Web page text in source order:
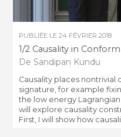
PUBLIÉE LE24 FÉVRIER 2018
1/2 Causality in
De Sandipan Kundu
Causality places nontrivial
signature, for example
the low energy
will explore causality
First, I will show how